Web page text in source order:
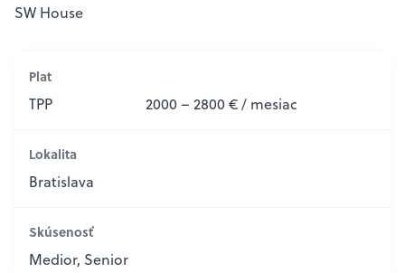
SW House
Plat
TPP 2000 – 2800 € / mesiac
Lokalita
Bratislava
Skúsenosť
Medior, Senior